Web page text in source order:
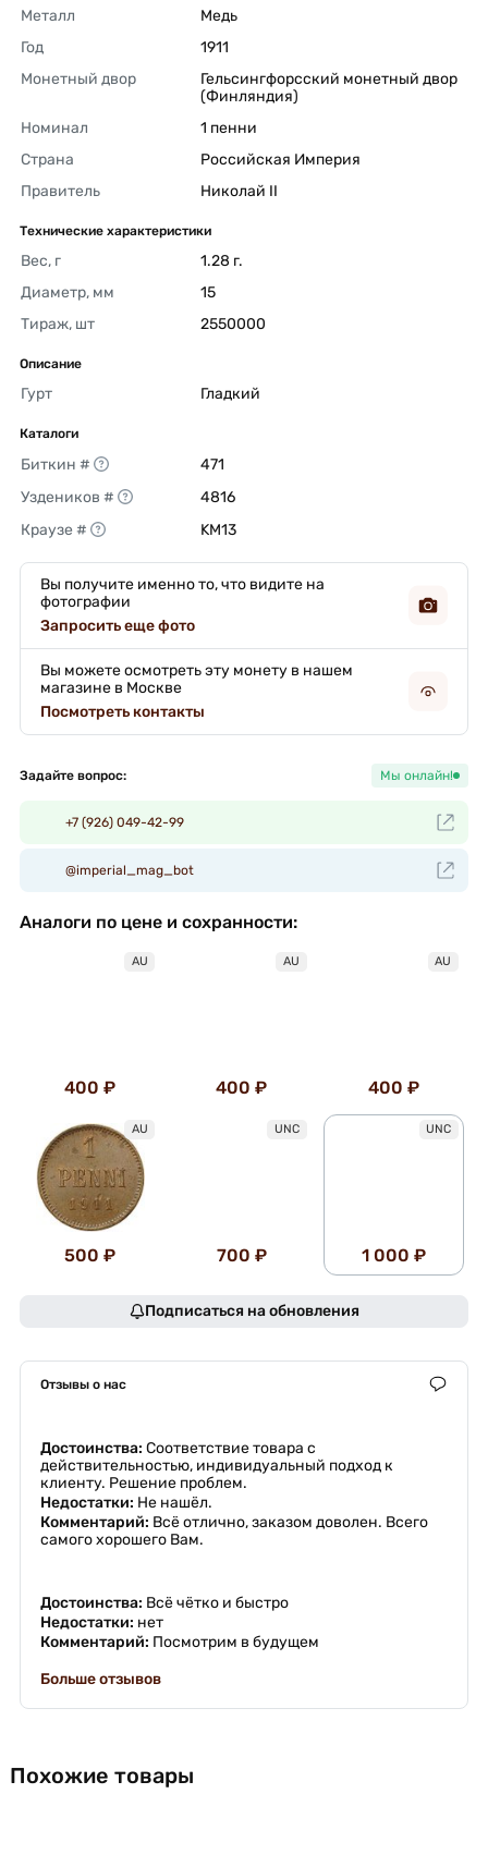
Металл
Медь
Год
1911
Монетный двор
Гельсингфорсский монетный двор
(Финляндия)
Номинал
1 пенни
Страна
Российская Империя
Правитель
Николай II
Технические характеристики
Вес, г
1.28 г.
Диаметр, мм
15
Тираж, шт
2550000
Описание
Гурт Гладкий
Каталоги
Биткин #
471
Уздеников #
4816
Краузе #
KM13
Вы получите именно то, что видите на
фотографии
Запросить еще фото
Вы можете осмотреть эту монету в нашем
магазине в Москве
Посмотреть контакты
Задайте вопрос: Мы онлайн!
+7 (926) 049-42-99
@imperial_mag_bot
Аналоги по цене и сохранности:
AU
400 ₽
AU
400 ₽
AU
400 ₽
AU
500 ₽
UNC
700 ₽
UNC
1 000 ₽
Подписаться на обновления
Отзывы о нас
Достоинства: Соответствие товара с
действительностью, индивидуальный подход к
клиенту. Решение проблем.
Недостатки: Не нашёл.
Комментарий: Всё отлично, заказом доволен. Всего
самого хорошего Вам.
Достоинства: Всё чётко и быстро
Недостатки: нет
Комментарий: Посмотрим в будущем
Больше отзывов
Похожие товары